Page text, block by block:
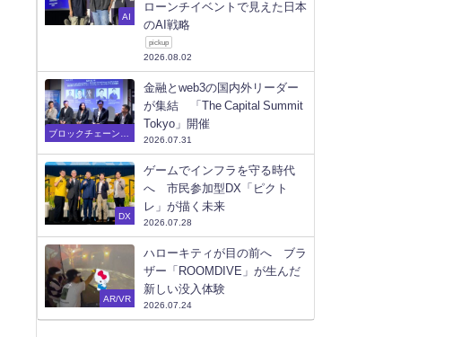
AI
ローンチイベントで見えた日本
のAI戦略
pickup
2026.08.02
ブロックチェーン/W
金融とweb3の国内外リーダー
が集結 「The Capital Summit
Tokyo」開催
2026.07.31
DX
ゲームでインフラを守る時代
へ 市民参加型DX「ピクト
レ」が描く未来
2026.07.28
AR/VR
ハローキティが目の前へ ブラ
ザー「ROOMDIVE」が生んだ
新しい没入体験
2026.07.24